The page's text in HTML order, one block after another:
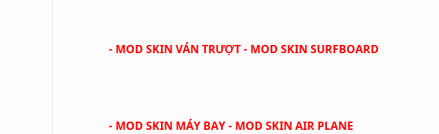
- MOD SKIN VÁN TRƯỢT - MOD SKIN SURFBOARD
- MOD SKIN MÁY BAY - MOD SKIN AIR PLANE